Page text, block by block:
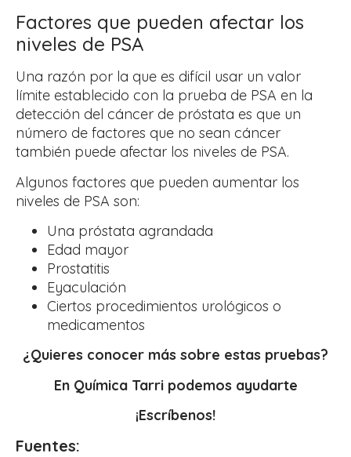
Factores que pueden afectar los
niveles de PSA
Una razón por la que es difícil usar un valor
límite establecido con la prueba de PSA en la
detección del cáncer de próstata es que un
número de factores que no sean cáncer
también puede afectar los niveles de PSA.
Algunos factores que pueden aumentar los
niveles de PSA son:
Una próstata agrandada
Edad mayor
Prostatitis
Eyaculación
Ciertos procedimientos urológicos o
medicamentos
¿Quieres conocer más sobre estas pruebas?
En Química Tarri podemos ayudarte
¡Escríbenos!
Fuentes: